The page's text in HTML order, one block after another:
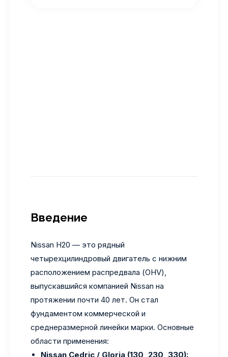
Введение
Nissan H20 — это рядный
четырехцилиндровый двигатель с нижним
расположением распредвала (OHV),
выпускавшийся компанией Nissan на
протяжении почти 40 лет. Он стал
фундаментом коммерческой и
среднеразмерной линейки марки. Основные
области применения:
Nissan Cedric / Gloria (130, 230, 330):